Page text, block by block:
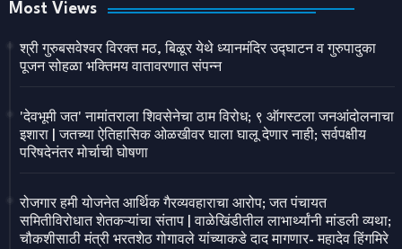
Most Views
श्री गुरुबसवेश्वर विरक्त मठ, बिळूर येथे ध्यानमंदिर उद्घाटन व गुरुपादुका
पूजन सोहळा भक्तिमय वातावरणात संपन्न
'देवभूमी जत' नामांतराला शिवसेनेचा ठाम विरोध; ९ ऑगस्टला जनआंदोलनाचा
इशारा | जतच्या ऐतिहासिक ओळखीवर घाला घालू देणार नाही; सर्वपक्षीय
परिषदेनंतर मोर्चाची घोषणा
रोजगार हमी योजनेत आर्थिक गैरव्यवहाराचा आरोप; जत पंचायत
समितीविरोधात शेतकऱ्यांचा संताप | वाळेखिंडीतील लाभार्थ्यांनी मांडली व्यथा;
चौकशीसाठी मंत्री भरतशेठ गोगावले यांच्याकडे दाद मागणार- महादेव हिंगमिरे